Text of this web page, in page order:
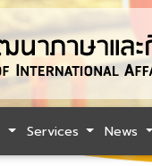
Services News